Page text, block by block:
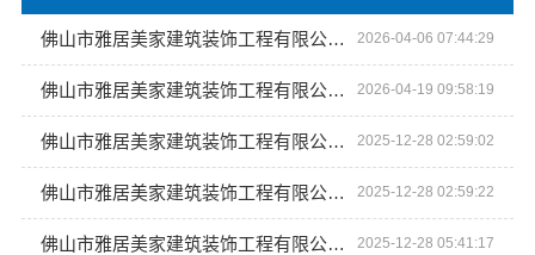
佛山市雅居美家建筑装饰工程有限公司 一站式家装服务品牌 2026-04-06 07:44:29
佛山市雅居美家建筑装饰工程有限公司：省时省心省力全屋整装 2026-04-19 09:58:19
佛山市雅居美家建筑装饰工程有限公司 创意与实用并重的居住环境设计者 2025-12-28 02:59:02
佛山市雅居美家建筑装饰工程有限公司 从毛坯到精装，*服务保障 2025-12-28 02:59:22
佛山市雅居美家建筑装饰工程有限公司 全屋整装的卓越之选 2025-12-28 05:41:17